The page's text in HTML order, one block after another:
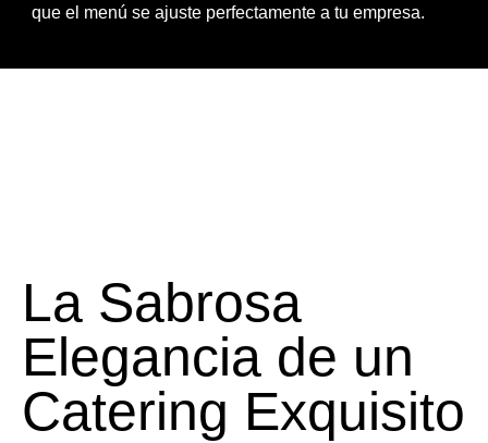
que el menú se ajuste perfectamente a tu empresa.
La Sabrosa
Elegancia de un
Catering Exquisito